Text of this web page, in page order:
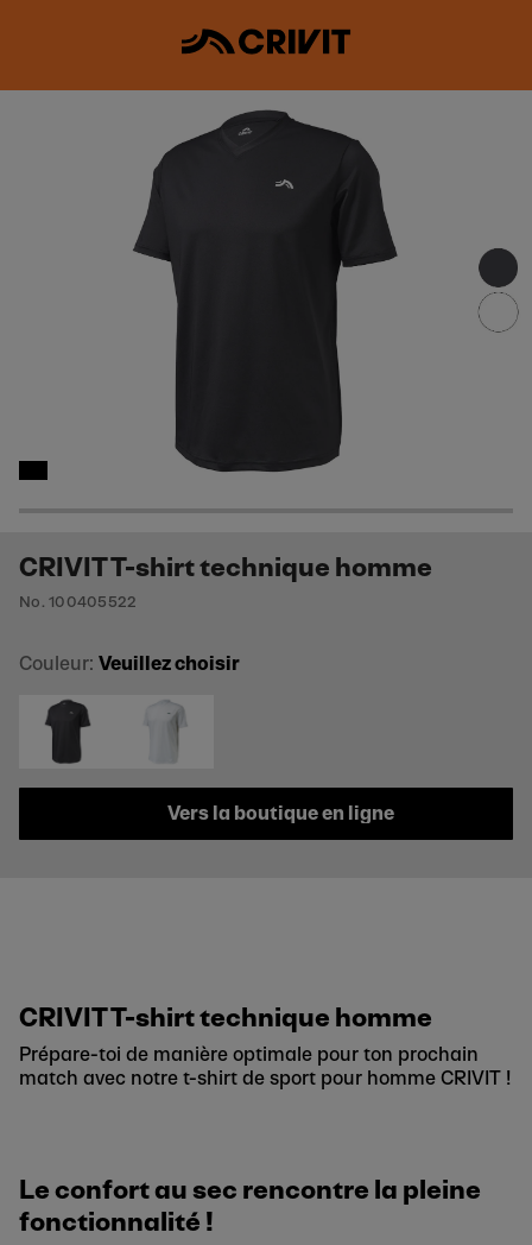
CRIVIT T-shirt technique homme
No. 100405522
Couleur: Veuillez choisir
Vers la boutique en ligne
CRIVIT T-shirt technique homme
Prépare-toi de manière optimale pour ton prochain
match avec notre t-shirt de sport pour homme CRIVIT !
Le confort au sec rencontre la pleine
fonctionnalité !